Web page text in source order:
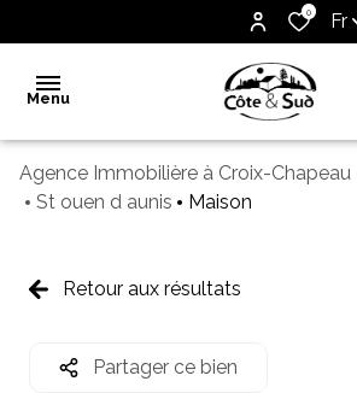
0 Fr
Menu
Accueil
Notre
agence
vendus
Agence Immobilière à Croix-Chapeau
St ouen d aunis
Maison
Retour aux résultats
Partager ce bien